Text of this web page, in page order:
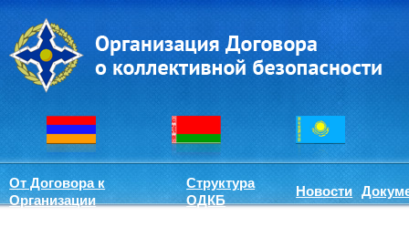
От Договора к
Организации
Структура
ОДКБ
Новости